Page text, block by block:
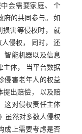
会需要家庭、 个
府的共同参与。 如
损害等侵权时， 就
侵权， 同时， 还
智能机器以及信息
主体， 当平台数据
侵害老年人的权益
提出赔偿， 以及赔
这对侵权责任主体
虽然对多数人侵权
成上需要考虑是否